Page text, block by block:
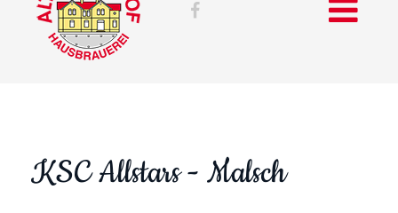
KSC Allstars - Malsch